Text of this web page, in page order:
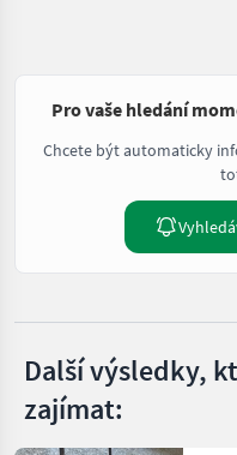
Pro vaše hledání
Chcete být automaticky
Další výsledky,
zajímat: